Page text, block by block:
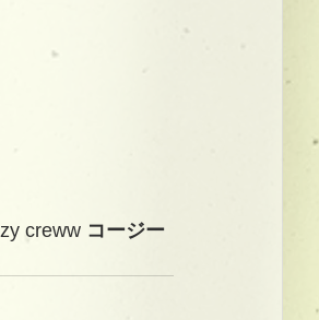
creww コージー